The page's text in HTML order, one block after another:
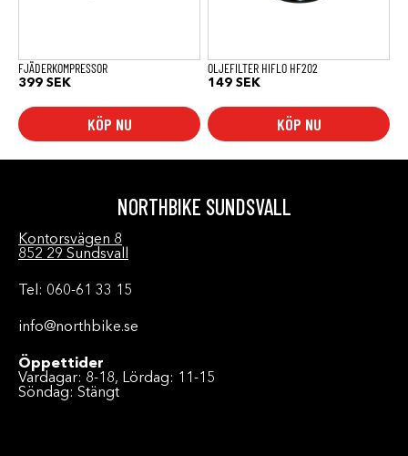
FJÄDERKOMPRESSOR
399 SEK
KÖP NU
OLJEFILTER HIFLO HF202
149 SEK
KÖP NU
NORTHBIKE SUNDSVALL
Kontorsvägen 8
852 29 Sundsvall
Tel: 060-61 33 15
info@northbike.se
Öppettider
Vardagar: 8-18, Lördag: 11-15
Söndag: Stängt